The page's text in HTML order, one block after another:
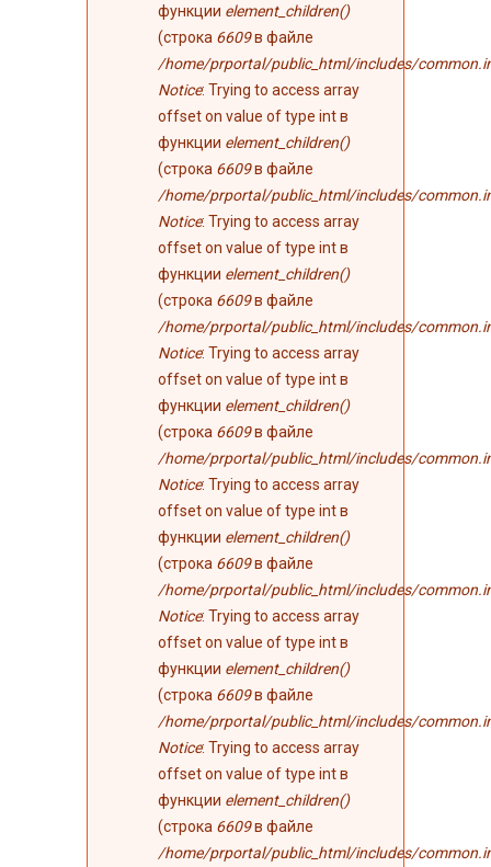
функции element_children()
(строка 6609в файле
/home/prportal/public_html/includes/
Notice: Trying to access array
offset on value of type int в
функции element_children()
(строка 6609в файле
/home/prportal/public_html/includes/
Notice: Trying to access array
offset on value of type int в
функции element_children()
(строка 6609в файле
/home/prportal/public_html/includes/
Notice: Trying to access array
offset on value of type int в
функции element_children()
(строка 6609в файле
/home/prportal/public_html/includes/
Notice: Trying to access array
offset on value of type int в
функции element_children()
(строка 6609в файле
/home/prportal/public_html/includes/
Notice: Trying to access array
offset on value of type int в
функции element_children()
(строка 6609в файле
/home/prportal/public_html/includes/
Notice: Trying to access array
offset on value of type int в
функции element_children()
(строка 6609в файле
/home/prportal/public_html/includes/